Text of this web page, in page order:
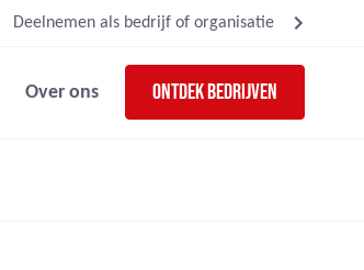
Deelnemen als bedrijf of organisatie
Over ons Ontdek bedrijven